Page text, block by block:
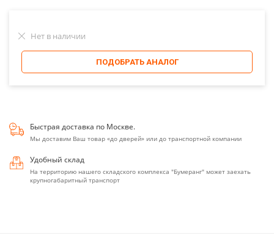
Нет в наличии
ПОДОБРАТЬ АНАЛОГ
Быстрая доставка по Москве.
Мы доставим Ваш товар «до дверей» или до транспортной компании
Удобный склад
На территорию нашего складского комплекса "Бумеранг" может заехать
крупногабаритный транспорт